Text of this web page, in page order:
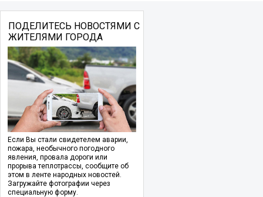
ПОДЕЛИТЕСЬ НОВОСТЯМИ С
ЖИТЕЛЯМИ ГОРОДА
Если Вы стали свидетелем аварии,
пожара, необычного погодного
явления, провала дороги или
прорыва теплотрассы, сообщите об
этом в ленте народных новостей.
Загружайте фотографии через
специальную форму.